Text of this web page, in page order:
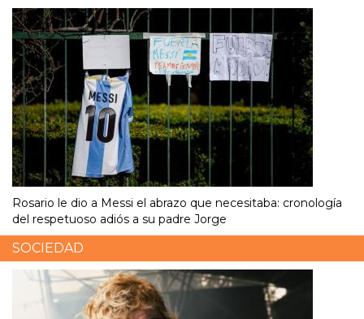
Rosario le dio a Messi el abrazo que necesitaba: cronología
del respetuoso adiós a su padre Jorge
SOCIEDAD